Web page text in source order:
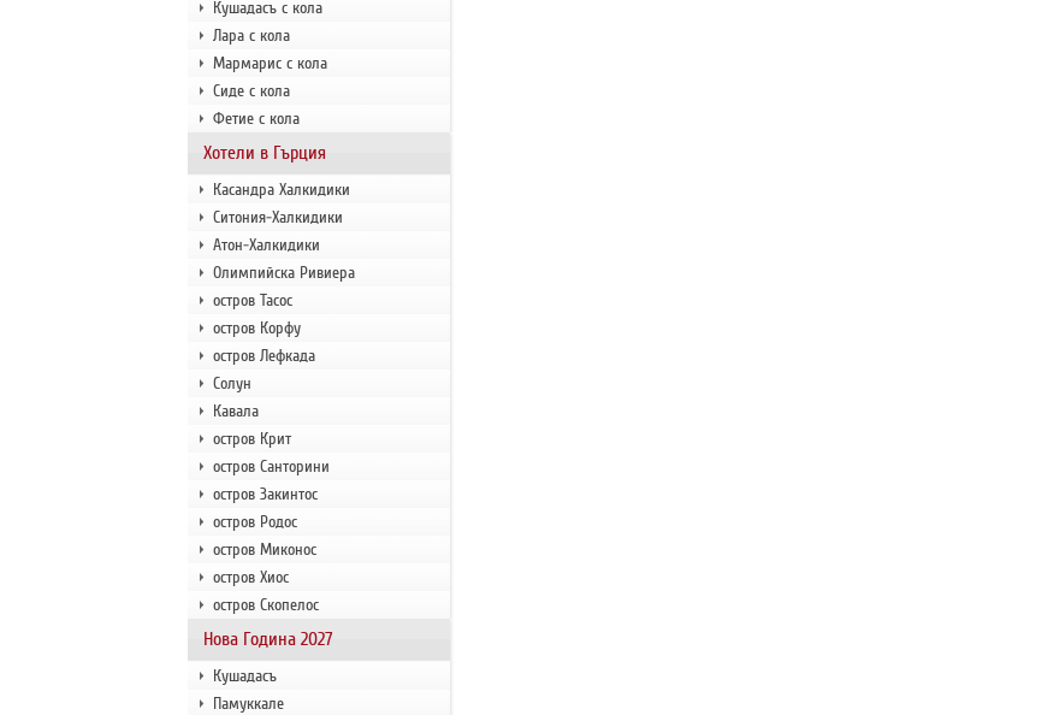
Кушадасъ с кола
Лара с кола
Мармарис с кола
Сиде с кола
Фетие с кола
Хотели в Гърция
Касандра Халкидики
Ситония-Халкидики
Атон-Халкидики
Олимпийска Ривиера
остров Тасос
остров Корфу
остров Лефкада
Солун
Кавала
остров Крит
остров Санторини
остров Закинтос
остров Родос
остров Миконос
остров Хиос
остров Скопелос
Нова Година 2027
Кушадасъ
Памуккале